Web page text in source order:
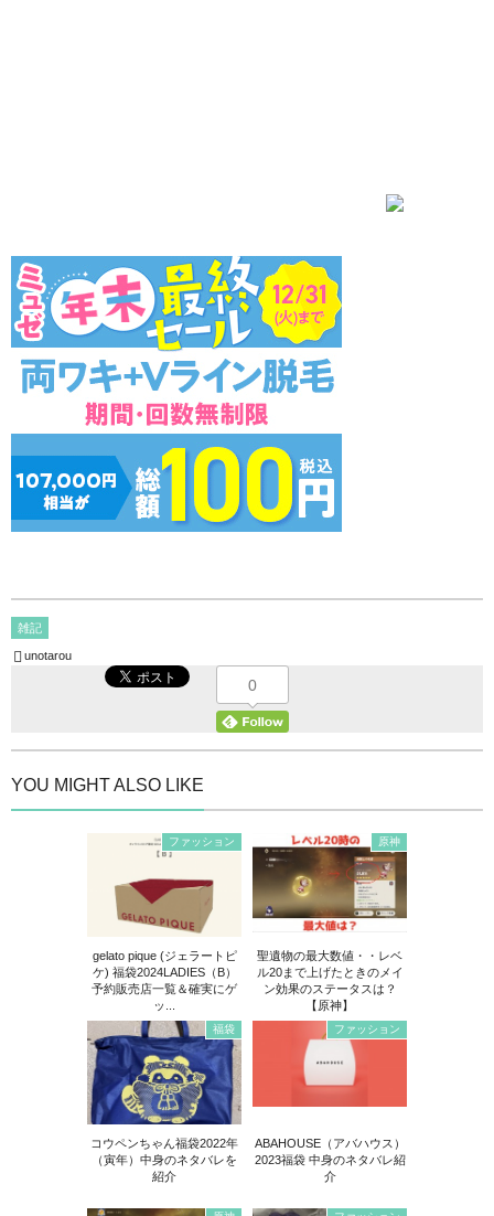
雑記
unotarou
0
YOU MIGHT ALSO LIKE
ファッション
gelato pique (ジェラートピ
ケ) 福袋2024LADIES（B）
予約販売店一覧＆確実にゲ
ッ...
原神
聖遺物の最大数値・・レベ
ル20まで上げたときのメイ
ン効果のステータスは？
【原神】
福袋
コウペンちゃん福袋2022年
（寅年）中身のネタバレを
紹介
ファッション
ABAHOUSE（アバハウス）
2023福袋 中身のネタバレ紹
介